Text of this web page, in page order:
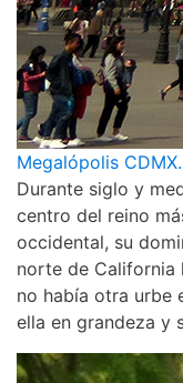
Megalópolis
Durante siglo y
centro del reino
occidental, su
norte de California
no había otra urbe
ella en grandeza y